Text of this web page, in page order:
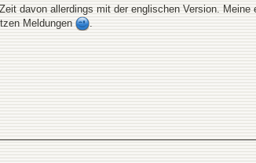
davon allerdings mit der englischen Version.
Meldungen